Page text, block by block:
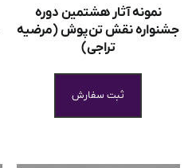
نمونه آثار هشتمین دوره
جشنواره نقش تن‌پوش (مرضیه
تراجی)
ثبت سفارش